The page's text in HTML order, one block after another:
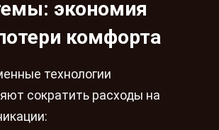
экономия
комфорта
технологии
сократить расходы на